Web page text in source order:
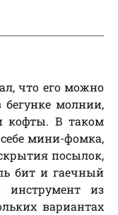
что его можно
бегунке молнии,
кофты. В таком
себе мини-фомка,
посылок,
бит и гаечный
из
вариантах